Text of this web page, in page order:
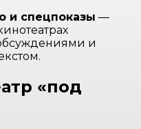
и спецпоказы —
и
«под